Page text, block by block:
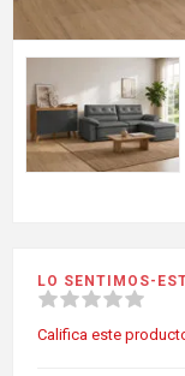
LO SENTIMOS-
Califica este